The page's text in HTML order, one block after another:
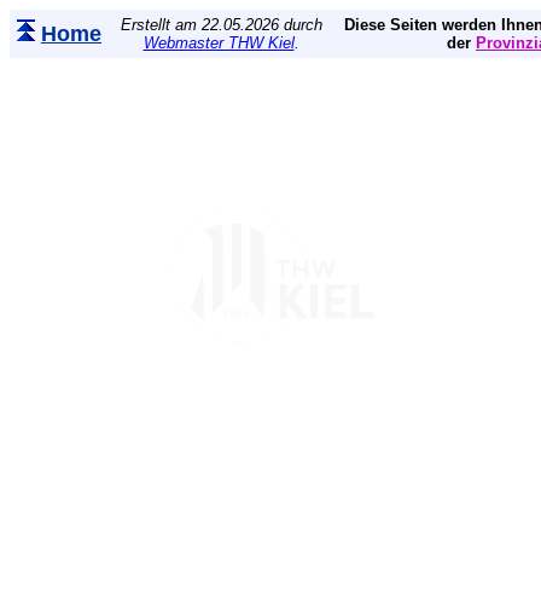
Home
Erstellt am 22.05.2026 durch
Webmaster THW Kiel.
Diese Seiten werden
der